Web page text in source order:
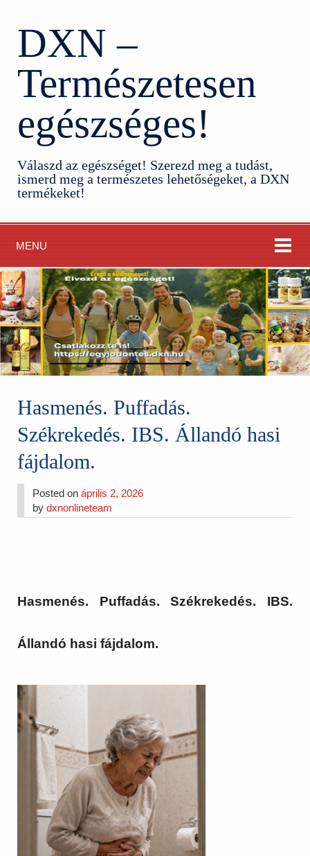
DXN –
Természetesen
egészséges!
Válaszd az egészséget! Szerezd meg a tudást,
ismerd meg a természetes lehetőségeket, a DXN
termékeket!
MENU
Hasmenés. Puffadás.
Székrekedés. IBS. Állandó hasi
fájdalom.
Posted onáprilis 2, 2026
bydxnonlineteam
Hasmenés. Puffadás. Székrekedés. IBS.
Állandó hasi fájdalom.